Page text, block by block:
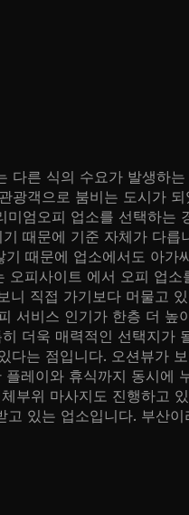
른 식의 수요가 발생하
객으로 붐비는 도시가
엄오피 업소를 선택하는
때문에 기준 자체가 다
때문에 업소에서도 아
피사이트 에서 오피 업
직접 가기보다 머물고
서비스 인기가 한층 더
더욱 매력적인 선택지가
는 점입니다. 오션뷰가
레이와 휴식까지 동시에
부위 마사지도 진행하고
있는 업소입니다. 부산